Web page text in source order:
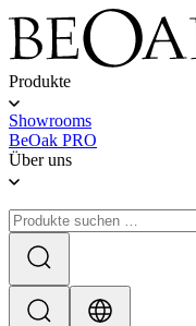
Produkte
Showrooms
BeOak PRO
Über uns